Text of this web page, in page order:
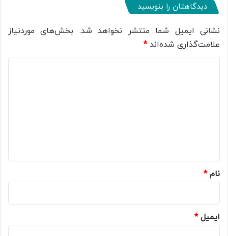
دیدگاهتان را بنویسید
نشانی ایمیل شما منتشر نخواهد شد. بخش‌های موردنیاز
علامت‌گذاری شده‌اند*
نام*
ایمیل*